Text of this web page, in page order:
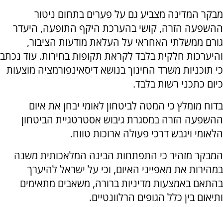
מבקר המדינה מצביע גם על פערים בתחום ניטור
ההשפעה הזרה, קושי בהערכת היקף התופעה, היעדר
גורם ממשלתי האחראי על העלאת מודעות הציבור,
והיערכות חלקית בלבד לקראת תקופות בחירות. עוד נכתב
כי תוכניות משרד החינוך בנושא דיסאינפורמציה מוצעות
כיום כתכני רשות בלבד.
בדוח מומלץ כי המטה לביטחון לאומי יבחן את איום
ההשפעה הזרה במסגרת גיבוש אסטרטגיית הביטחון
הלאומי ויגבש דרכי פעולה ארוכות טווח.
המבקר מזהיר כי התפתחות הבינה המלאכותית משנה
במהירות את מאפייני האיום, וכי על ישראל להיערך
בהתאם באמצעות מדיניות ברורה, משאבים מתאימים
ותיאום בין כלל הגופים הרלוונטיים.